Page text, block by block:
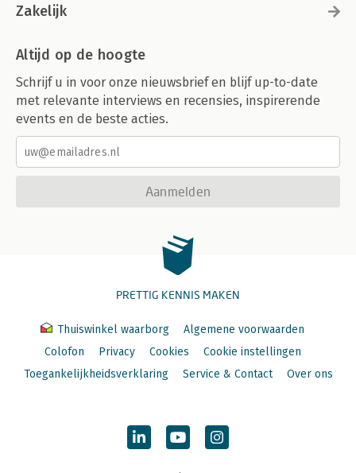
Zakelijk
Altijd op de hoogte
Schrijf u in voor onze nieuwsbrief en blijf up-to-date
met relevante interviews en recensies, inspirerende
events en de beste acties.
Aanmelden
PRETTIG KENNIS MAKEN
Thuiswinkel waarborg
Algemene voorwaarden
Colofon
Privacy Cookies
Cookie instellingen
Toegankelijkheidsverklaring
Service & Contact Over ons